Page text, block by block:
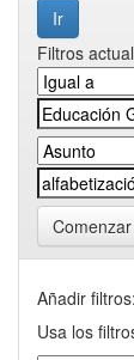
Filtros
Añadir filtros:
Usa los